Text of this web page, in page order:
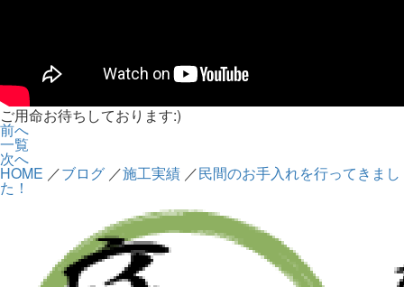
ご用命お待ちしております:)
前へ
一覧
次へ
HOME ／ブログ ／施工実績 ／民間のお手入れを行ってきまし
た！